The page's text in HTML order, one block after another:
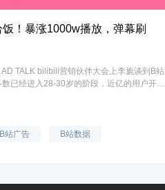
！暴涨1000w播放，弹幕刷
TALK bilibili营销伙伴大会上李旎谈到B站
已经进入28-30岁的阶段，近亿的用户开始
变化。除此之外，B站近几年的用户增长速
B站广告 B站数据